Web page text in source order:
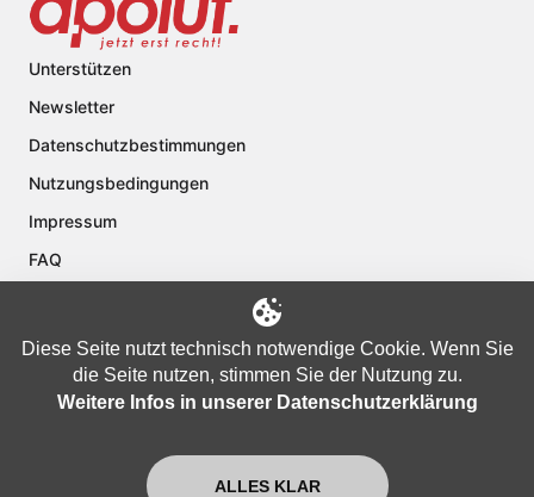
Unterstützen
Newsletter
Datenschutzbestimmungen
Nutzungsbedingungen
Impressum
FAQ
Copyright © 2024 apolut | Jetzt erst recht!. Published apolut Creatives
Diese Seite nutzt technisch notwendige Cookie. Wenn Sie
die Seite nutzen, stimmen Sie der Nutzung zu.
Weitere Infos in unserer Datenschutzerklärung
ALLES KLAR